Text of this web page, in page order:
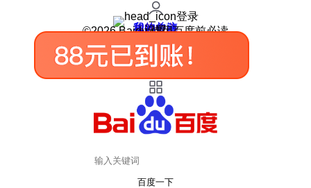
登录
我的关注
我的收藏
皮肤中心
用户反馈
设置
©2026 Baidu 使用百度前必读
百度一下